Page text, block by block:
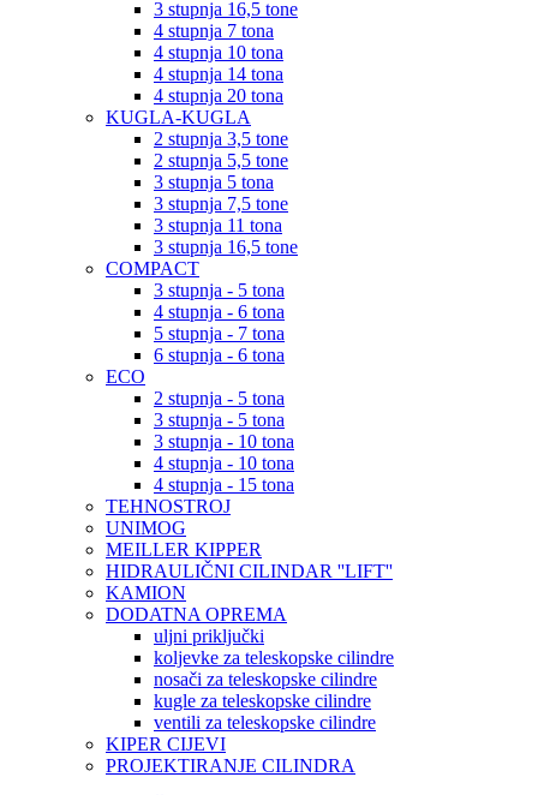
3 stupnja 16,5 tone
4 stupnja 7 tona
4 stupnja 10 tona
4 stupnja 14 tona
4 stupnja 20 tona
KUGLA-KUGLA
2 stupnja 3,5 tone
2 stupnja 5,5 tone
3 stupnja 5 tona
3 stupnja 7,5 tone
3 stupnja 11 tona
3 stupnja 16,5 tone
COMPACT
3 stupnja - 5 tona
4 stupnja - 6 tona
5 stupnja - 7 tona
6 stupnja - 6 tona
ECO
2 stupnja - 5 tona
3 stupnja - 5 tona
3 stupnja - 10 tona
4 stupnja - 10 tona
4 stupnja - 15 tona
TEHNOSTROJ
UNIMOG
MEILLER KIPPER
HIDRAULIČNI CILINDAR ''LIFT''
KAMION
DODATNA OPREMA
uljni priključki
koljevke za teleskopske cilindre
nosači za teleskopske cilindre
kugle za teleskopske cilindre
ventili za teleskopske cilindre
KIPER CIJEVI
PROJEKTIRANJE CILINDRA